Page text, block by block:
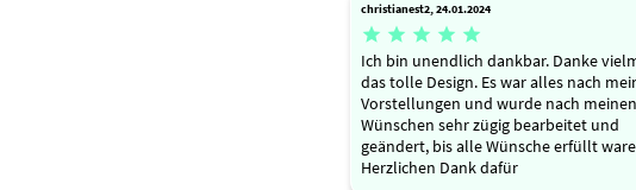
christianest2, 24.01.2024
    
Ich bin unendlich dankbar. Danke
das tolle Design. Es war alles nach
Vorstellungen und wurde nach meinen
Wünschen sehr zügig bearbeitet und
geändert, bis alle Wünsche erfüllt
Herzlichen Dank dafür